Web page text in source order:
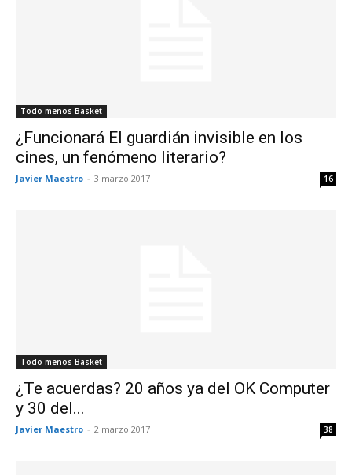
Todo menos Basket
¿Funcionará El guardián invisible en los
cines, un fenómeno literario?
Javier Maestro - 3 marzo 2017 16
Todo menos Basket
¿Te acuerdas? 20 años ya del OK Computer
y 30 del...
Javier Maestro - 2 marzo 2017 38